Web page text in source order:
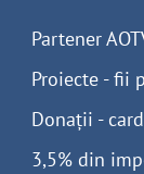
Partener
Proiecte - fii
Donații -
3,5% din